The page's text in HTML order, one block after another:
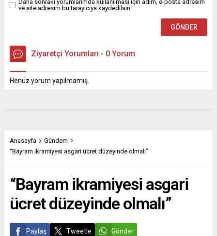
Daha sonraki yorumlarımda kullanılması için adım, e-posta adresim
ve site adresim bu tarayıcıya kaydedilsin.
Ziyaretçi Yorumları - 0 Yorum
Henüz yorum yapılmamış.
Anasayfa
Gündem
“Bayram ikramiyesi asgari ücret düzeyinde olmalı”
“Bayram ikramiyesi asgari
ücret düzeyinde olmalı”
Paylaş Tweetle Gönder